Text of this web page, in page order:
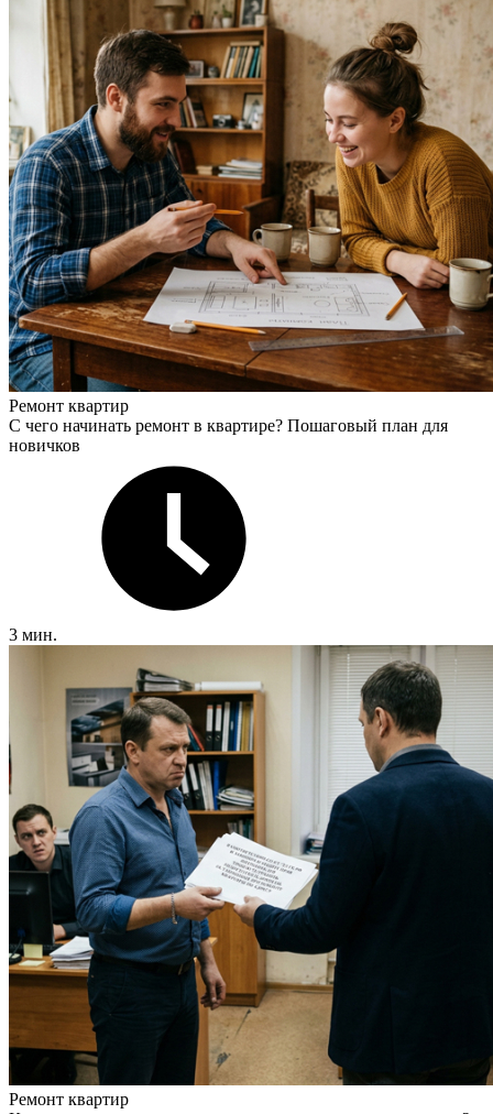
Ремонт квартир
С чего начинать ремонт в квартире? Пошаговый план для
новичков
3 мин.
Ремонт квартир